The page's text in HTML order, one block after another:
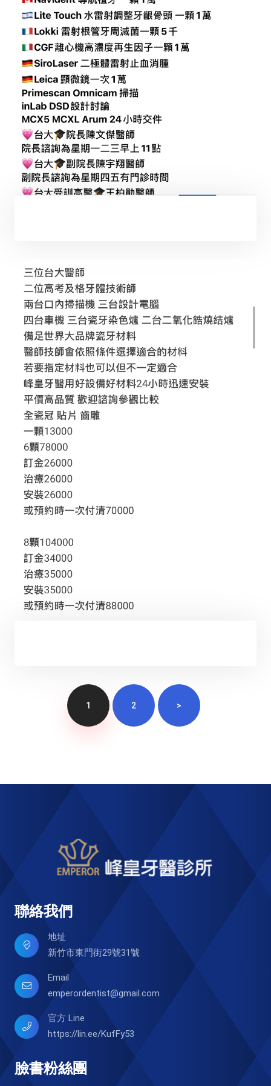
1 2 >
聯絡我們
地址
新竹市東門街29號31號
Email
emperordentist@gmail.com
官方 Line
https://lin.ee/KufFy53
臉書粉絲團